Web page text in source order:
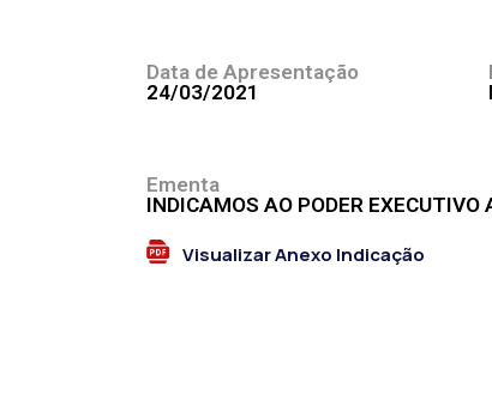
Data de Apresentação
24/03/2021
Ementa
INDICAMOS AO PODER
Visualizar Anexo Indicação